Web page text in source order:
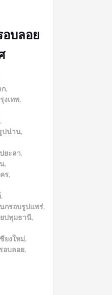
บลอย
,
งเทพ,
,
ปน่าน,
ยะลา,
,
ร,
,
กรอบรูปแพร่,
ปทุมธานี,
ยงใหม่,
อบลอย,